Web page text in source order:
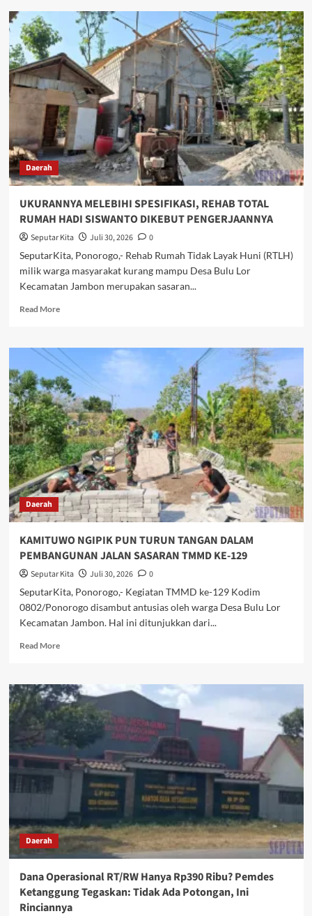
MENILIK
KEBERSAMAAN
ANGGOTA
TNI
DAN
MASYARAKAT
DI
LOKASI
TMMD
KE-
129
KODIM
0802/PONOROGO
Daerah
UKURANNYA MELEBIHI SPESIFIKASI, REHAB TOTAL
RUMAH HADI SISWANTO DIKEBUT PENGERJAANNYA
Seputar Kita Juli 30, 2026
0
SeputarKita, Ponorogo,- Rehab Rumah Tidak Layak Huni (RTLH)
milik warga masyarakat kurang mampu Desa Bulu Lor
Kecamatan Jambon merupakan sasaran...
Read MoreRead
UKURANNYA
MELEBIHI
SPESIFIKASI,
REHAB
TOTAL
RUMAH
HADI
SISWANTO
DIKEBUT
PENGERJAANNYA
Daerah
KAMITUWO NGIPIK PUN TURUN TANGAN DALAM
PEMBANGUNAN JALAN SASARAN TMMD KE-129
Seputar Kita Juli 30, 2026
0
SeputarKita, Ponorogo,- Kegiatan TMMD ke-129 Kodim
0802/Ponorogo disambut antusias oleh warga Desa Bulu Lor
Kecamatan Jambon. Hal ini ditunjukkan dari...
Read MoreRead
KAMITUWO
NGIPIK
PUN
TURUN
TANGAN
DALAM
PEMBANGUNAN
JALAN
SASARAN
KE-
129
Daerah
Dana Operasional RT/RW Hanya Rp390 Ribu? Pemdes
Ketanggung Tegaskan: Tidak Ada Potongan, Ini
Rinciannya